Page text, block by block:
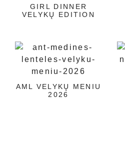
GIRL DINNER
VELYKŲ EDITION
AML VELYKŲ MENIU
2026